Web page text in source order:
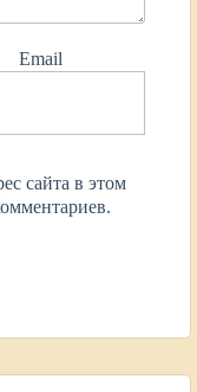
Email
сайта в этом